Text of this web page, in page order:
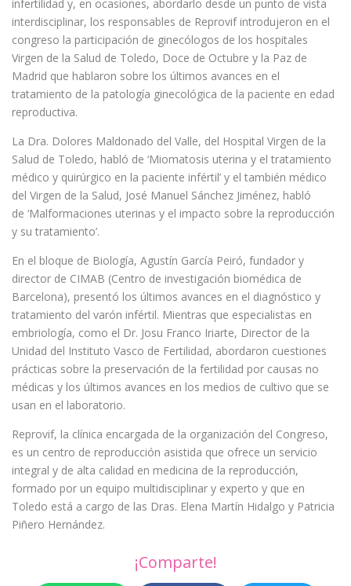
infertilidad y, en ocasiones, abordarlo desde un punto de vista
interdisciplinar, los responsables de Reprovif introdujeron en el
congreso la participación de ginecólogos de los hospitales
Virgen de la Salud de Toledo, Doce de Octubre y la Paz de
Madrid que hablaron sobre los últimos avances en el
tratamiento de la patología ginecológica de la paciente en edad
reproductiva.
La Dra. Dolores Maldonado del Valle, del Hospital Virgen de la
Salud de Toledo, habló de ‘Miomatosis uterina y el tratamiento
médico y quirúrgico en la paciente infértil’ y el también médico
del Virgen de la Salud, José Manuel Sánchez Jiménez, habló
de ‘Malformaciones uterinas y el impacto sobre la reproducción
y su tratamiento’.
En el bloque de Biología, Agustín García Peiró, fundador y
director de CIMAB (Centro de investigación biomédica de
Barcelona), presentó los últimos avances en el diagnóstico y
tratamiento del varón infértil. Mientras que especialistas en
embriología, como el Dr. Josu Franco Iriarte, Director de la
Unidad del Instituto Vasco de Fertilidad, abordaron cuestiones
prácticas sobre la preservación de la fertilidad por causas no
médicas y los últimos avances en los medios de cultivo que se
usan en el laboratorio.
Reprovif, la clínica encargada de la organización del Congreso,
es un centro de reproducción asistida que ofrece un servicio
integral y de alta calidad en medicina de la reproducción,
formado por un equipo multidisciplinar y experto y que en
Toledo está a cargo de las Dras. Elena Martín Hidalgo y Patricia
Piñero Hernández.
¡Comparte!